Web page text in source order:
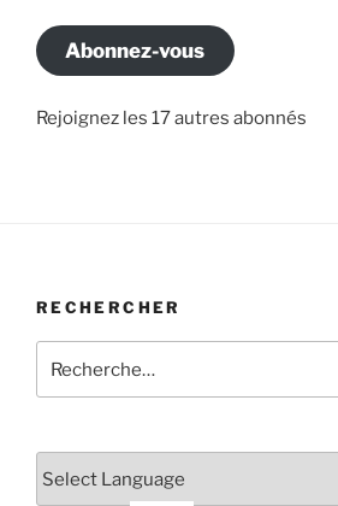
Abonnez-vous
Rejoignez les 17 autres abonnés
RECHERCHER
pour